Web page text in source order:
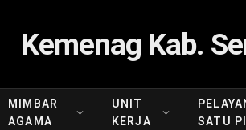
Kemenag Kab.
MIMBAR
AGAMA
UNIT
KERJA
SATU